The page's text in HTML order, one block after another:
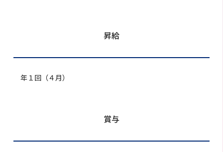
昇給
年１回（４月）
賞与